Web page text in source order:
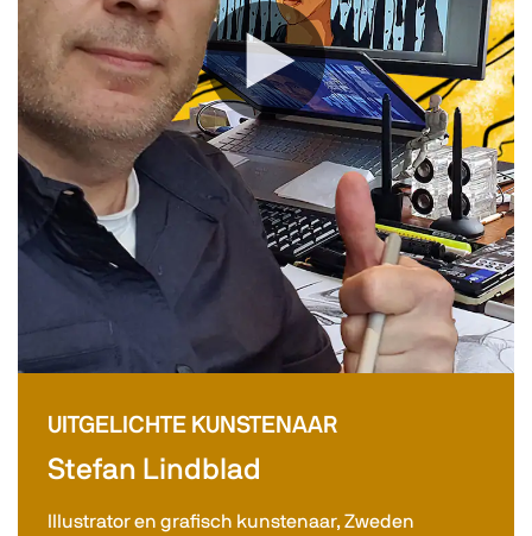
UITGELICHTE KUNSTENAAR
Stefan Lindblad
Illustrator en grafisch kunstenaar, Zweden